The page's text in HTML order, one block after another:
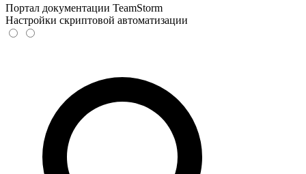
Портал документации TeamStorm
Настройки скриптовой автоматизации